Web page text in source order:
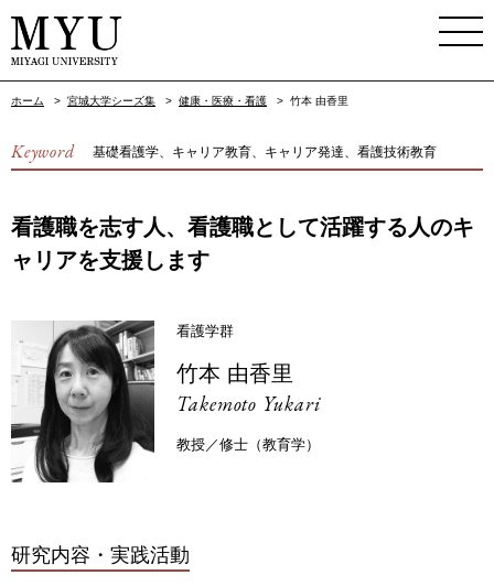
ホーム > 宮城大学シーズ集 > 健康・医療・看護 > 竹本 由香里
Keyword 基礎看護学、キャリア教育、キャリア発達、看護技術教育
看護職を志す人、看護職として活躍する人のキ
ャリアを支援します
看護学群
竹本 由香里
Takemoto Yukari
教授／修士（教育学）
研究内容・実践活動